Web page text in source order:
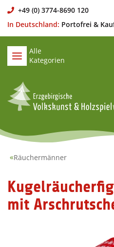
+49 (0) 3774-8690 120
In Deutschland: Portofrei &
Alle
Kategorien
Räuchermänner
mit